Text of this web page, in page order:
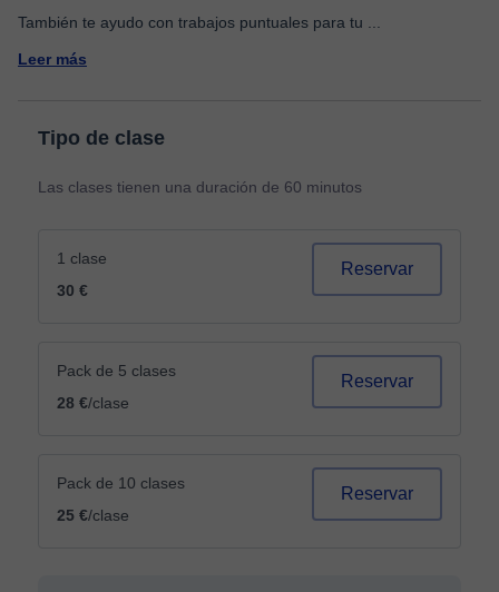
También te ayudo con trabajos puntuales para tu
Leer más
Tipo de clase
Las clases tienen una duración de 60 minutos
1 clase
30 €
Reservar
Pack de 5 clases
28 €/clase
Reservar
Pack de 10 clases
25 €/clase
Reservar